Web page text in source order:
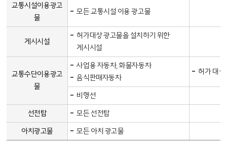
교통시설이용광고
물
모든 교통시설 이용 광고물
게시시설
허가대상 광고물을 설치하기 위한
게시시설
교통수단이용광고
물
사업용 자동차, 화물자동차
음식판매자동차
허가 대
비행선
선전탑
모든 선전탑
아치광고물
모든 아치 광고물